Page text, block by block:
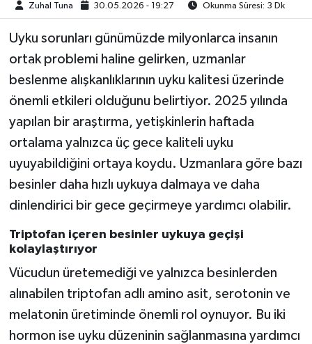
Zuhal Tuna 30.05.2026 - 19:27 Okunma Süresi: 3 Dk
Uyku sorunları günümüzde milyonlarca insanın
ortak problemi haline gelirken, uzmanlar
beslenme alışkanlıklarının uyku kalitesi üzerinde
önemli etkileri olduğunu belirtiyor. 2025 yılında
yapılan bir araştırma, yetişkinlerin haftada
ortalama yalnızca üç gece kaliteli uyku
uyuyabildiğini ortaya koydu. Uzmanlara göre bazı
besinler daha hızlı uykuya dalmaya ve daha
dinlendirici bir gece geçirmeye yardımcı olabilir.
Triptofan içeren besinler uykuya geçişi
kolaylaştırıyor
Vücudun üretemediği ve yalnızca besinlerden
alınabilen triptofan adlı amino asit, serotonin ve
melatonin üretiminde önemli rol oynuyor. Bu iki
hormon ise uyku düzeninin sağlanmasına yardımcı
Sinemalar
Siyaset
Spor
Teknoloji
Türkiye
Yaşam
Yeme-İçme
Yemek